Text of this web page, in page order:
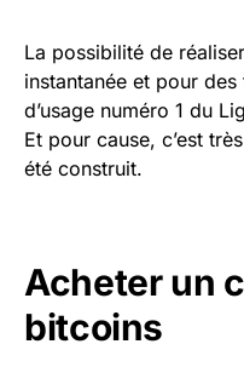
La possibilité de
instantanée et pour
d’usage numéro 1 du
Et pour cause, c’est
été construit.
Acheter un
bitcoins